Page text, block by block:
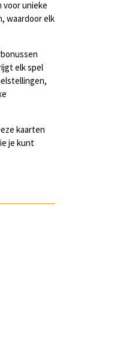
voor unieke
waardoor elk
elk spel
kaarten
je kunt